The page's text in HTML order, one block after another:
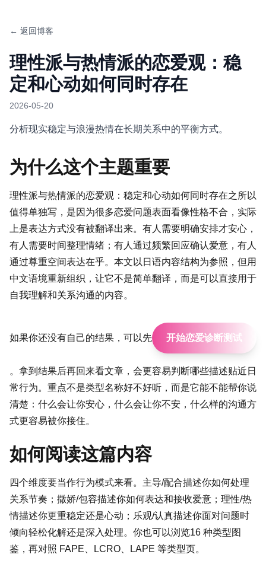
← 返回博客
理性派与热情派的恋爱观：稳
定和心动如何同时存在
2026-05-20
分析现实稳定与浪漫热情在长期关系中的平衡方式。
为什么这个主题重要
理性派与热情派的恋爱观：稳定和心动如何同时存在之所以
值得单独写，是因为很多恋爱问题表面看像性格不合，实际
上是表达方式没有被翻译出来。有人需要明确安排才安心，
有人需要时间整理情绪；有人通过频繁回应确认爱意，有人
通过尊重空间表达在乎。本文以日语内容结构为参照，但用
中文语境重新组织，让它不是简单翻译，而是可以直接用于
自我理解和关系沟通的内容。
如果你还没有自己的结果，可以先 开始恋爱诊断测试
。拿到结果后再回来看文章，会更容易判断哪些描述贴近日
常行为。重点不是类型名称好不好听，而是它能不能帮你说
清楚：什么会让你安心，什么会让你不安，什么样的沟通方
式更容易被你接住。
如何阅读这篇内容
四个维度要当作行为模式来看。主导/配合描述你如何处理
关系节奏；撒娇/包容描述你如何表达和接收爱意；理性/热
情描述你更重稳定还是心动；乐观/认真描述你面对问题时
倾向轻松化解还是深入处理。你也可以浏览16 种类型图
鉴 ，再对照 FAPE LCRO LAPE 等类型页。